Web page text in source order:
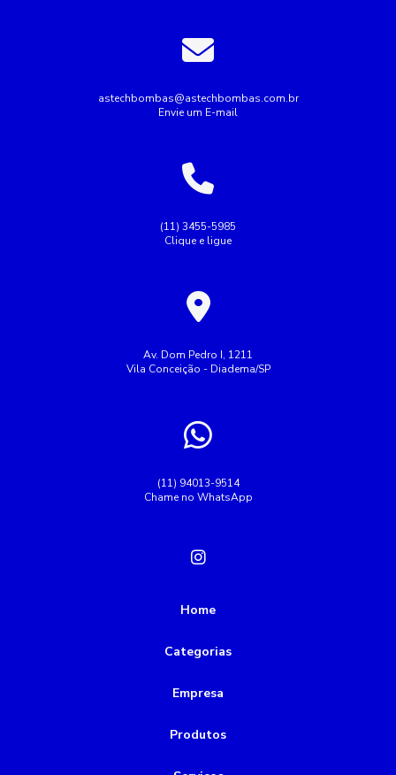
astechbombas@astechbombas.com.br
Envie um E-mail
(11) 3455-5985
Clique e ligue
Av. Dom Pedro I, 1211
Vila Conceição - Diadema/SP
(11) 94013-9514
Chame no WhatsApp
Home
Categorias
Empresa
Produtos